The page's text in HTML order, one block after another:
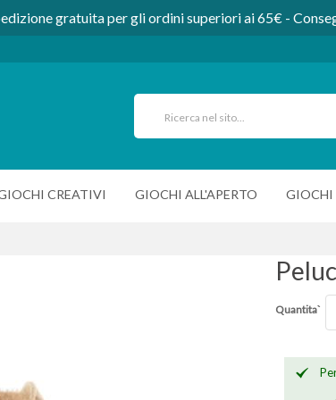
gratuita per gli ordini superiori ai 65€ -
CREATIVI GIOCHI ALL'APERTO GIOCHI
Quantita`